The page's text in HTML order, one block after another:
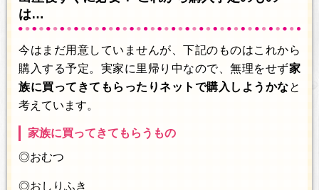
は…
今はまだ用意していませんが、下記のものはこれから
購入する予定。実家に里帰り中なので、無理をせず家
族に買ってきてもらったりネットで購入しようかなと
考えています。
家族に買ってきてもらうもの
◎おむつ
◎おしりふき